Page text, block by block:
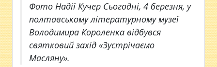
Фото Надії Кучер Сьогодні, 4 березня, у
полтавському літературному музеї
Володимира Короленка відбувся
святковий захід «Зустрічаємо
Масляну».